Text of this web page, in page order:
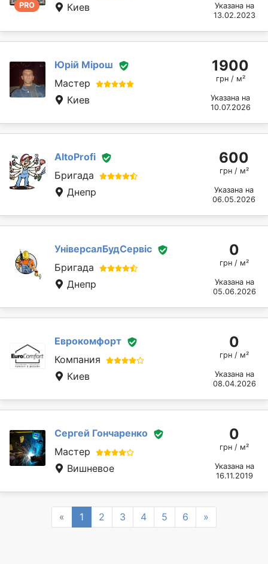
PRO
Киев
Указана на
13.02.2023
Юрій Мірош
Мастер
Киев
1900
грн / м²
Указана на
10.07.2026
AltoProfi
Бригада
Днепр
600
грн / м²
Указана на
06.05.2026
УніверсалБудСервіс
Бригада
Днепр
0
грн / м²
Указана на
05.06.2026
Еврокомфорт
Компания
Киев
0
грн / м²
Указана на
08.04.2026
Сергей Гончаренко
Мастер
Вишневое
0
грн / м²
Указана на
16.11.2019
« Previous
1 2 3 4 5 6 »